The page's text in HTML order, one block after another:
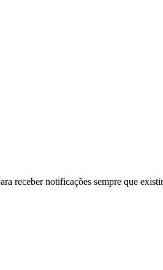
receber notificações sempre que